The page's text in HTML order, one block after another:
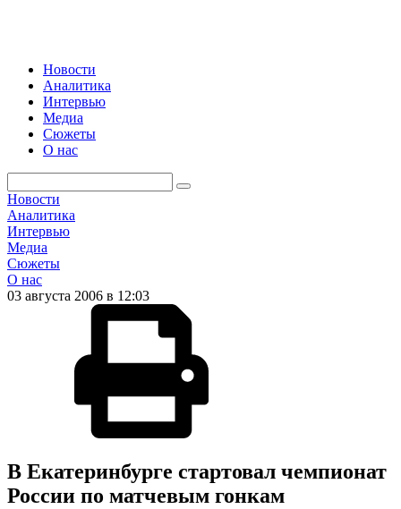
Новости
Аналитика
Интервью
Медиа
Сюжеты
О нас
Новости
Аналитика
Интервью
Медиа
Сюжеты
О нас
03 августа 2006 в 12:03
В Екатеринбурге стартовал чемпионат
России по матчевым гонкам